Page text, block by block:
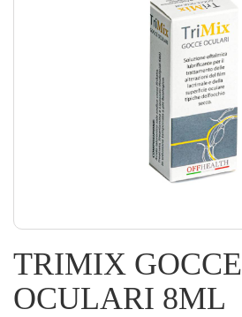
TRIMIX GOCCE
OCULARI 8ML